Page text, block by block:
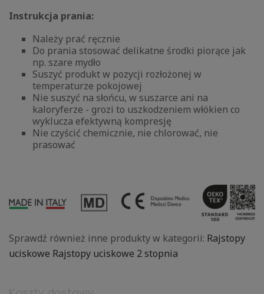
Instrukcja prania:
Należy prać ręcznie
Do prania stosować delikatne środki piorące jak
np. szare mydło
Suszyć produkt w pozycji rozłożonej w
temperaturze pokojowej
Nie suszyć na słońcu, w suszarce ani na
kaloryferze - grozi to uszkodzeniem włókien co
wyklucza efektywną kompresję
Nie czyścić chemicznie, nie chlorować, nie
prasować
Sprawdź również inne produkty w kategorii: Rajstopy
uciskowe Rajstopy uciskowe 2 stopnia